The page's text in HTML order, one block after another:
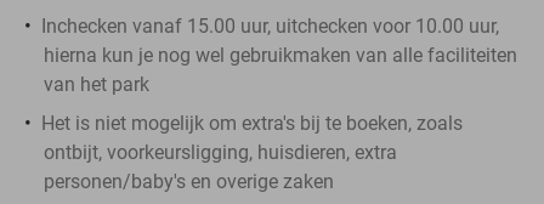
Inchecken vanaf 15.00 uur, uitchecken voor 10.00 uur,
hierna kun je nog wel gebruikmaken van alle faciliteiten
van het park
Het is niet mogelijk om extra's bij te boeken, zoals
ontbijt, voorkeursligging, huisdieren, extra
personen/baby's en overige zaken